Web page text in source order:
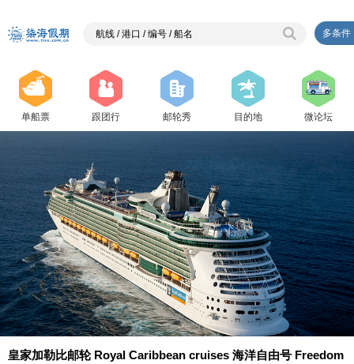
多条件
单船票 跟团行 邮轮秀 目的地 微论坛
皇家加勒比邮轮 Royal Caribbean cruises 海洋自由号 Freedom